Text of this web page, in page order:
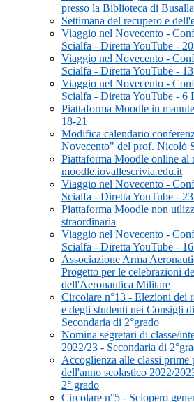
presso la Biblioteca di Busalla
Settimana del recupero e
Viaggio nel Novecento -
Scialfa - Diretta YouTube -
Viaggio nel Novecento -
Scialfa - Diretta YouTube -
Viaggio nel Novecento -
Scialfa - Diretta YouTube - 6
Piattaforma Moodle in
18-21
Modifica calendario
Novecento" del prof. Nicolò
Piattaforma Moodle online
moodle.iovallescrivia.edu.it
Viaggio nel Novecento -
Scialfa - Diretta YouTube -
Piattaforma Moodle non
straordinaria
Viaggio nel Novecento -
Scialfa - Diretta YouTube -
Associazione Arma
Progetto per le celebrazioni
dell'Aeronautica Militare
Circolare n°13 - Elezioni dei
e degli studenti nei Consigli
Secondaria di 2°grado
Nomina segretari di classe/
2022/23 - Secondaria di
Accoglienza alle classi prime
dell'anno scolastico 2022/
2° grado
Circolare n°5 - Sciopero